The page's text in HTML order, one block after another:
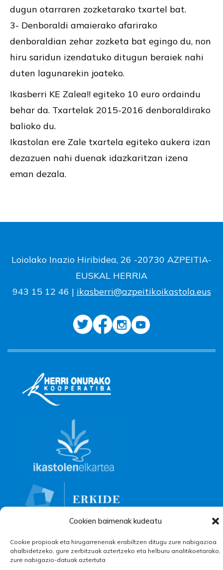
Cookien baimenak kudeatu
Cookie propioak eta hirugarrenenak erabiltzen ditugu zure nabigazioa
ahalbidetzeko, gure zerbitzuak aztertzeko eta helburu analitikoetarako,
zure nabigazio-datuak aztertuta
dugun otarraren zozketarako txartel bat.
3- Denboraldi amaierako afarirako
denboraldian zehar zozketa bat egingo du, non
hiru saridun izendatuko ditugun beraiek nahi
duten lagunarekin joateko.
Ikasberri KE Zalea!! egiteko 10 euro ordaindu
behar da. Txartelak 2015-2016 denboraldirako
balioko du.
Ikastolan ere Zale txartela egiteko aukera izan
dezazuen nahi duenak idazkaritzan izena
eman dezala.
Loiolako Inazio Hiribidea, 26 -20730 AZPEITIA-
EUSKAL HERRIA
943 15 12 46 | ikasberri@azpeitikoikastola.eus